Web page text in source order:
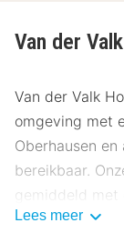
Van der
Van der Valk
omgeving met
Oberhausen
bereikbaar.
gemiddeld met
Lees meer